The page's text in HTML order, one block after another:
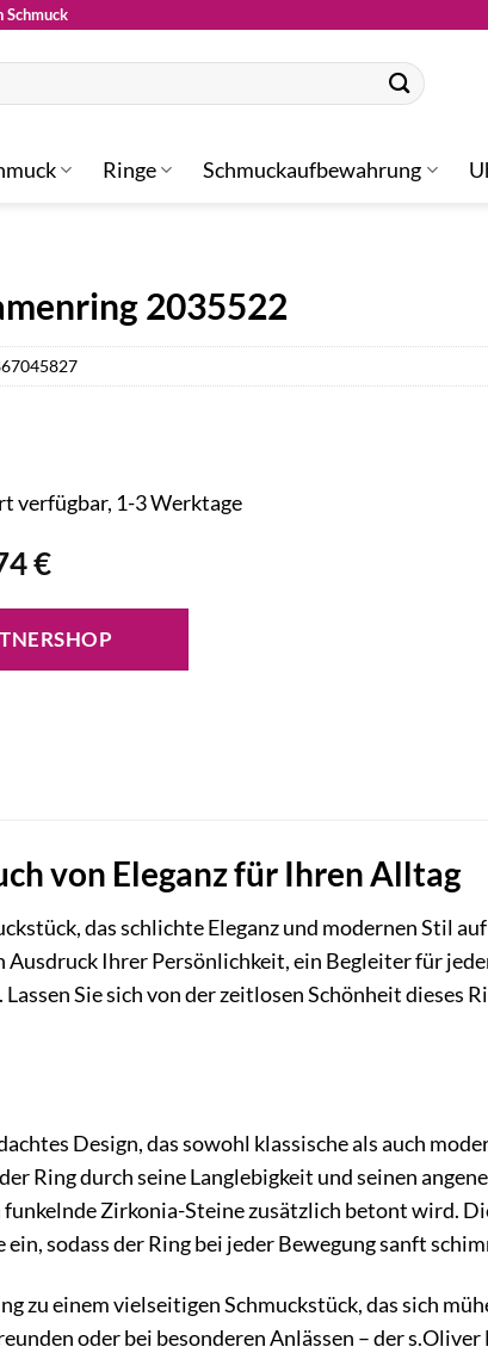
Schmuck
Ringe Schmuckaufbewahrung
2035522
€
€Aktueller
ist:
42,74 €.
verfügbar, 1-3 Werktage
von Eleganz für Ihren Alltag
das schlichte Eleganz und modernen Stil
Ihrer Persönlichkeit, ein Begleiter für
Sie sich von der zeitlosen Schönheit dieses
Design, das sowohl klassische als auch
Ring durch seine Langlebigkeit und seinen
Zirkonia-Steine zusätzlich betont wird.
sodass der Ring bei jeder Bewegung sanft
zu einem vielseitigen Schmuckstück, das sich
oder bei besonderen Anlässen – der